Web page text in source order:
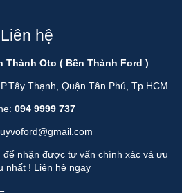
Liên hệ
Thành Oto ( Bến Thành Ford )
Thạnh, Quận Tân Phú, Tp HCM
094 9999 737
để nhận được tư vấn chính xác và ưu
nhất ! Liên hệ ngay